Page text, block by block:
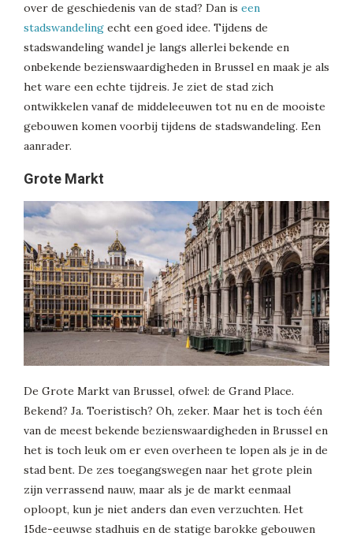
over de geschiedenis van de stad? Dan is een
stadswandeling echt een goed idee. Tijdens de
stadswandeling wandel je langs allerlei bekende en
onbekende bezienswaardigheden in Brussel en maak je als
het ware een echte tijdreis. Je ziet de stad zich
ontwikkelen vanaf de middeleeuwen tot nu en de mooiste
gebouwen komen voorbij tijdens de stadswandeling. Een
aanrader.
Grote Markt
De Grote Markt van Brussel, ofwel: de Grand Place.
Bekend? Ja. Toeristisch? Oh, zeker. Maar het is toch één
van de meest bekende bezienswaardigheden in Brussel en
het is toch leuk om er even overheen te lopen als je in de
stad bent. De zes toegangswegen naar het grote plein
zijn verrassend nauw, maar als je de markt eenmaal
oploopt, kun je niet anders dan even verzuchten. Het
15de-eeuwse stadhuis en de statige barokke gebouwen